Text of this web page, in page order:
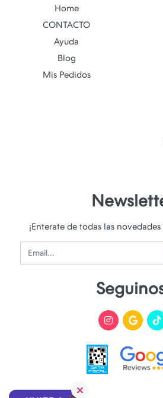
Home
CONTACTO
Ayuda
Blog
Mis Pedidos
¡Enterate de todas las
Email